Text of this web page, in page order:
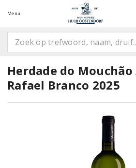
Menu
Herdade do
Rafael Branco 2025